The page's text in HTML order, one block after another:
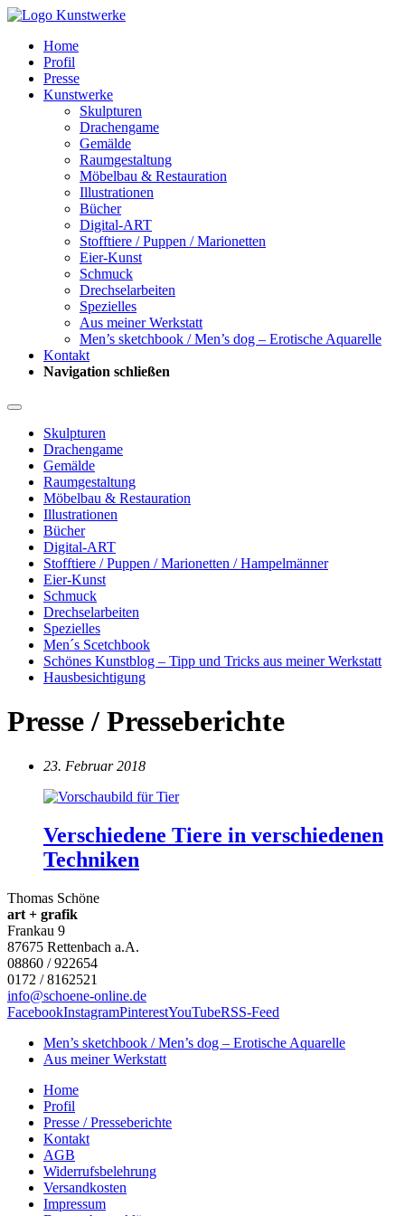
Home
Profil
Presse
Kunstwerke
Skulpturen
Drachengame
Gemälde
Raumgestaltung
Möbelbau & Restauration
Illustrationen
Bücher
Digital-ART
Stofftiere / Puppen / Marionetten
Eier-Kunst
Schmuck
Drechselarbeiten
Spezielles
Aus meiner Werkstatt
Men’s sketchbook / Men’s dog – Erotische Aquarelle
Kontakt
Navigation schließen
Skulpturen
Drachengame
Gemälde
Raumgestaltung
Möbelbau & Restauration
Illustrationen
Bücher
Digital-ART
Stofftiere / Puppen / Marionetten / Hampelmänner
Eier-Kunst
Schmuck
Drechselarbeiten
Spezielles
Men´s Scetchbook
Schönes Kunstblog – Tipp und Tricks aus meiner Werkstatt
Hausbesichtigung
Presse / Presseberichte
23. Februar 2018
Verschiedene Tiere in verschiedenen
Techniken
Thomas Schöne
art + grafik
Frankau 9
87675 Rettenbach a.A.
08860 / 922654
0172 / 8162521
info@schoene-online.de
FacebookInstagramPinterestYouTubeRSS-Feed
Men’s sketchbook / Men’s dog – Erotische Aquarelle
Aus meiner Werkstatt
Home
Profil
Presse / Presseberichte
Kontakt
AGB
Widerrufsbelehrung
Versandkosten
Impressum